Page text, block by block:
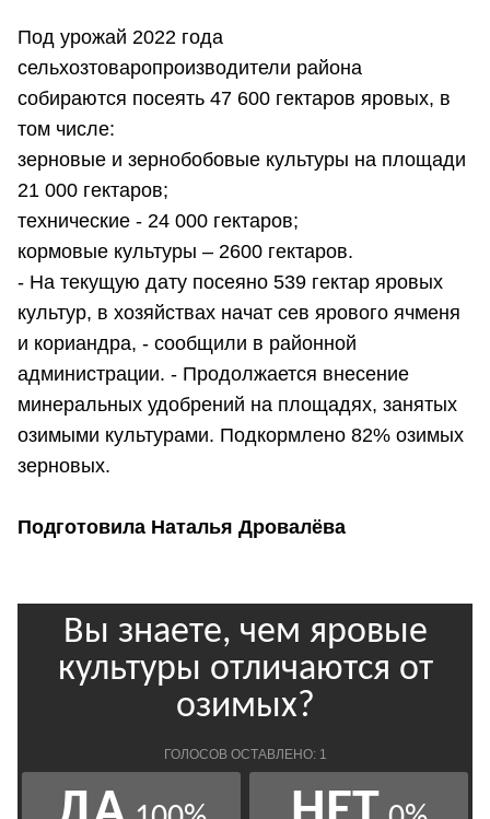
Под урожай 2022 года
сельхозтоваропроизводители района
собираются посеять 47 600 гектаров яровых, в
том числе:
зерновые и зернобобовые культуры на площади
21 000 гектаров;
технические - 24 000 гектаров;
кормовые культуры – 2600 гектаров.
- На текущую дату посеяно 539 гектар яровых
культур, в хозяйствах начат сев ярового ячменя
и кориандра, - сообщили в районной
администрации. - Продолжается внесение
минеральных удобрений на площадях, занятых
озимыми культурами. Подкормлено 82% озимых
зерновых.
Подготовила Наталья Дровалёва